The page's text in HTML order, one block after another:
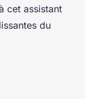
cet assistant
du